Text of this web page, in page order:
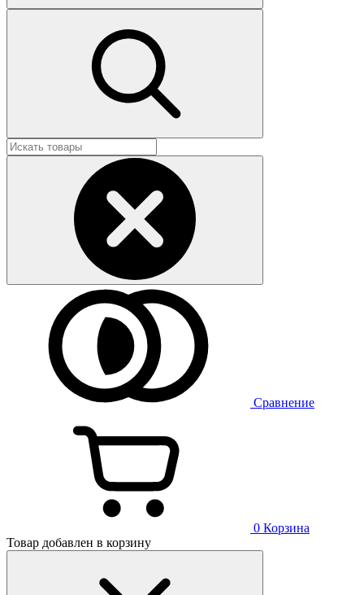
Сравнение
0 Корзина
Товар добавлен в корзину